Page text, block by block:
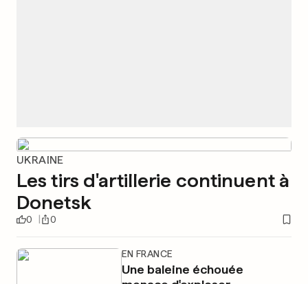
UKRAINE
Les tirs d'artillerie continuent à
Donetsk
0 0
EN FRANCE
Une baleine échouée